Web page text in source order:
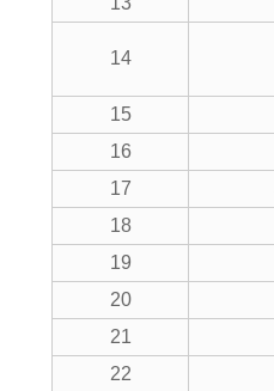
14
15
16
17
18
19
20
21
22